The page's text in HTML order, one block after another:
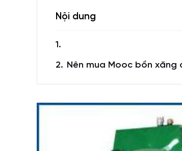
Nội dung
Nên mua Mooc bồn